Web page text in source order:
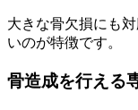
大きな骨欠損にも
いのが特徴です。
骨造成を行える